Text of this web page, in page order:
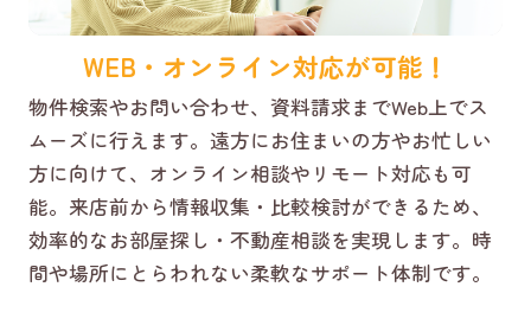
WEB・オンライン対応が可能！
物件検索やお問い合わせ、資料請求までWeb上でス
ムーズに行えます。遠方にお住まいの方やお忙しい
方に向けて、オンライン相談やリモート対応も可
能。来店前から情報収集・比較検討ができるため、
効率的なお部屋探し・不動産相談を実現します。時
間や場所にとらわれない柔軟なサポート体制です。